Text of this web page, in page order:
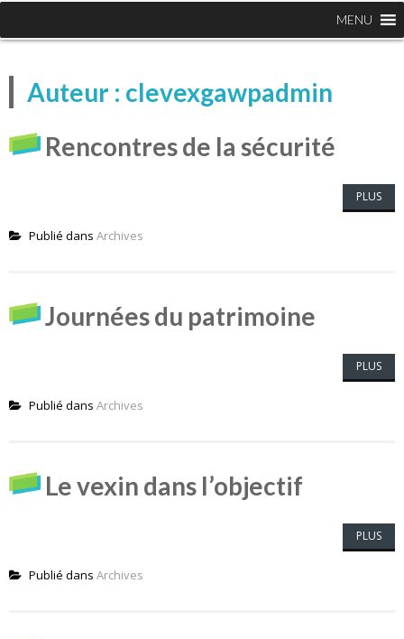
MENU
Auteur : clevexgawpadmin
Rencontres de la sécurité
PLUS
Publié dans Archives
Journées du patrimoine
PLUS
Publié dans Archives
Le vexin dans l’objectif
PLUS
Publié dans Archives